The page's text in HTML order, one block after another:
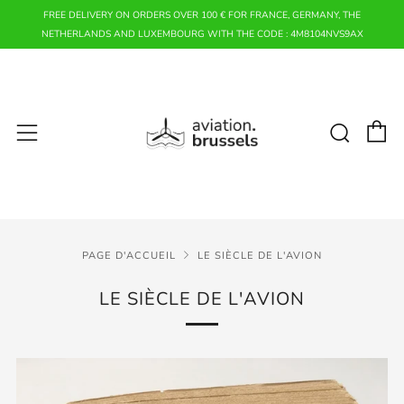
FREE DELIVERY ON ORDERS OVER 100 € FOR FRANCE, GERMANY, THE
NETHERLANDS AND LUXEMBOURG WITH THE CODE : 4M8104NVS9AX
Menu
PAGE D'ACCUEIL LE SIÈCLE DE L'AVION
LE SIÈCLE DE L'AVION